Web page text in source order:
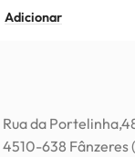
Adicionar
Rua da
4510-638 Fânzeres